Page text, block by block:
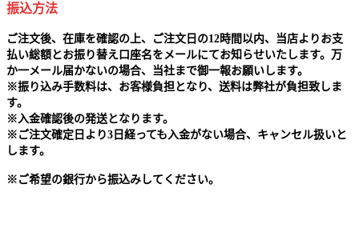
振込方法
ご注文後、在庫を確認の上、ご注文日の12時間以内、当店よりお支
払い総額とお振り替え口座名をメールにてお知らせいたします。万
か一メール届かないの場合、当社まで御一報お願いします。
※振り込み手数料は、お客様負担となり、送料は弊社が負担致しま
す。
※ 入金確認後の発送となります。
※ ご注文確定日より3日経っても入金がない場合、キャンセル扱いと
します。
※ ご希望の銀行から振込みしてください。